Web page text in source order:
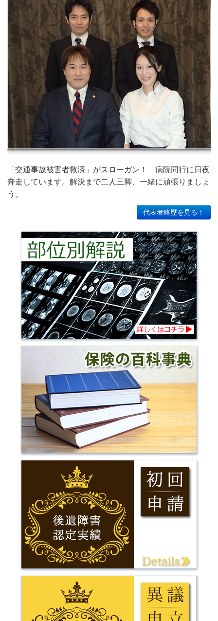
「交通事故被害者救済」がスローガン！ 病院同行に日夜
奔走しています。解決まで二人三脚、一緒に頑張りましょ
う。
代表者略歴を見る！